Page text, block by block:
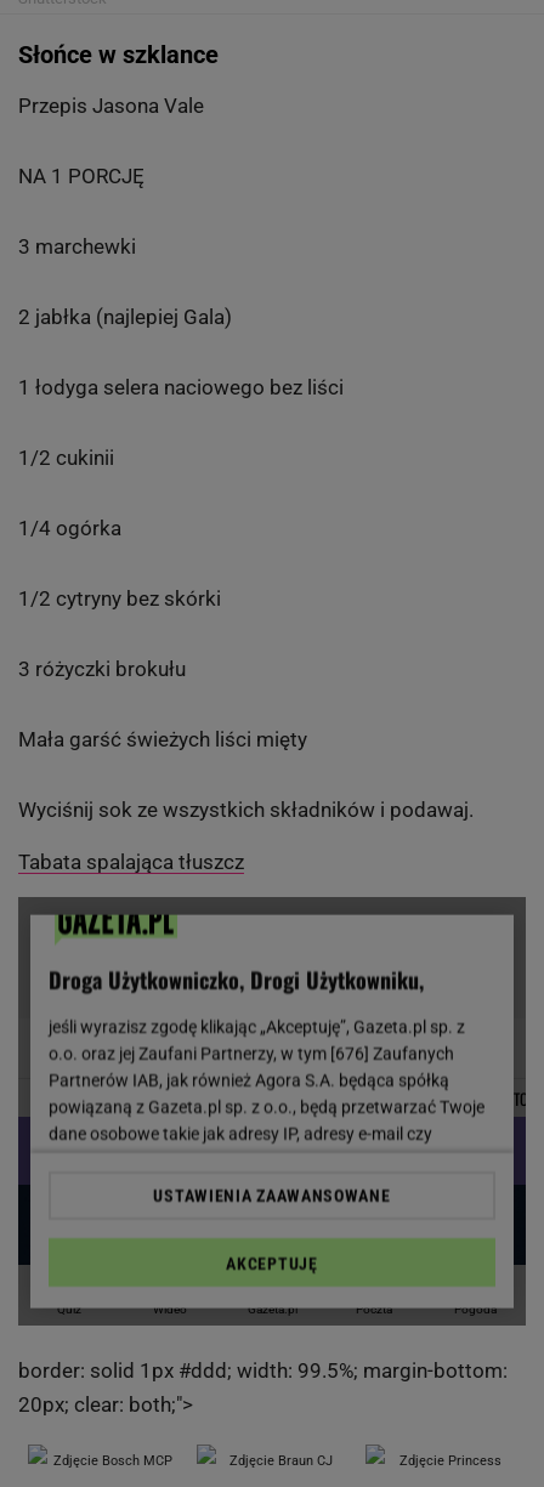
Słońce w szklance
Przepis Jasona Vale
NA 1 PORCJĘ
3 marchewki
2 jabłka (najlepiej Gala)
1 łodyga selera naciowego bez liści
1/2 cukinii
1/4 ogórka
1/2 cytryny bez skórki
3 różyczki brokułu
Mała garść świeżych liści mięty
Wyciśnij sok ze wszystkich składników i podawaj.
Tabata spalająca tłuszcz
border: solid 1px #ddd; width: 99.5%; margin-bottom:
20px; clear: both;">